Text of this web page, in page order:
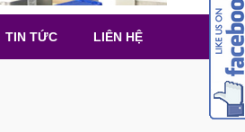
TIN TỨC LIÊN HỆ